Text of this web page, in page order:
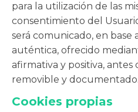
para la utilización de las
consentimiento del
será comunicado, en base
auténtica, ofrecido
afirmativa y positiva,
removible y documentado.
Cookies propias